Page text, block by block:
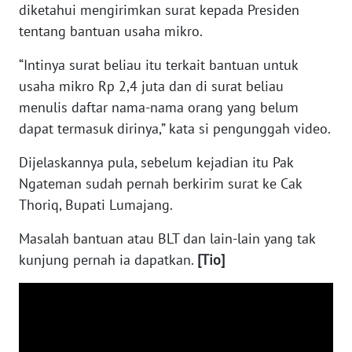
diketahui mengirimkan surat kepada Presiden
tentang bantuan usaha mikro.
“Intinya surat beliau itu terkait bantuan untuk
usaha mikro Rp 2,4 juta dan di surat beliau
menulis daftar nama-nama orang yang belum
dapat termasuk dirinya,” kata si pengunggah video.
Dijelaskannya pula, sebelum kejadian itu Pak
Ngateman sudah pernah berkirim surat ke Cak
Thoriq, Bupati Lumajang.
Masalah bantuan atau BLT dan lain-lain yang tak
kunjung pernah ia dapatkan. [Tio]
RIAU
SERAMBI
WN
JAMBI
SULTRA
WN